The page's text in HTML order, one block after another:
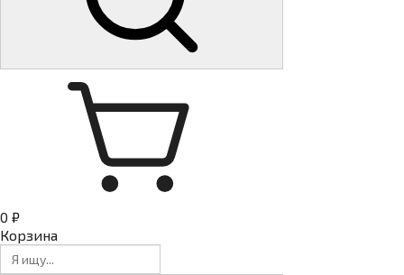
0 ₽
Корзина